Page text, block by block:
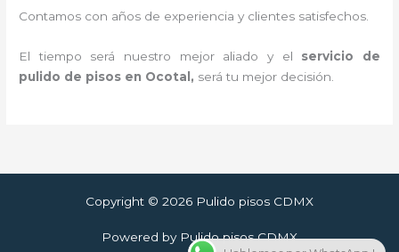
Contamos con años de experiencia y clientes satisfechos.
El tiempo será nuestro mejor aliado y el servicio de
pulido de pisos en Ocotal , será tu mejor decisión.
Copyright © 2026 Pulido pisos CDMX
Powered by Pulido pisos CDMX